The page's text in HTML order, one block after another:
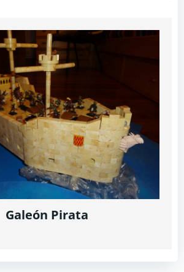
Galeón Pirata